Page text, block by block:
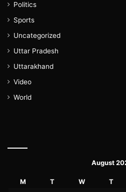
Politics
Sports
Uncategorized
Uttar Pradesh
Uttarakhand
Video
World
August
M T W T